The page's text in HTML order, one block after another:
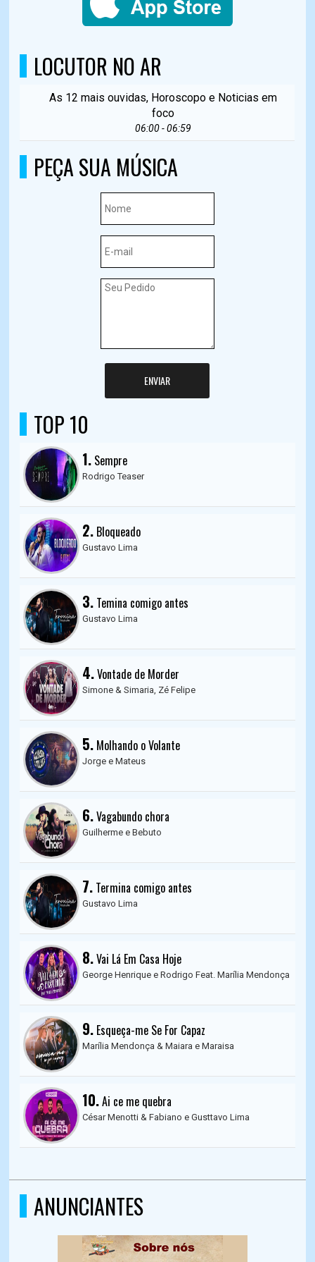
LOCUTOR NO AR
As 12 mais ouvidas, Horoscopo e Noticias em
foco
06:00 - 06:59
PEÇA SUA MÚSICA
ENVIAR
TOP 10
1. Sempre
Rodrigo Teaser
2. Bloqueado
Gustavo Lima
3. Temina comigo antes
Gustavo Lima
4.Vontade de Morder
Simone & Simaria, Zé Felipe
5. Molhando o Volante
Jorge e Mateus
6.Vagabundo chora
Guilherme e Bebuto
7. Termina comigo antes
Gustavo Lima
8.Vai Lá Em Casa Hoje
George Henrique e Rodrigo Feat. Marília Mendonça
9. Esqueça-me Se For Capaz
Marília Mendonça & Maiara e Maraisa
10.Ai ce me quebra
César Menotti & Fabiano e Gusttavo Lima
ANUNCIANTES